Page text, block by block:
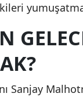
Sanjay